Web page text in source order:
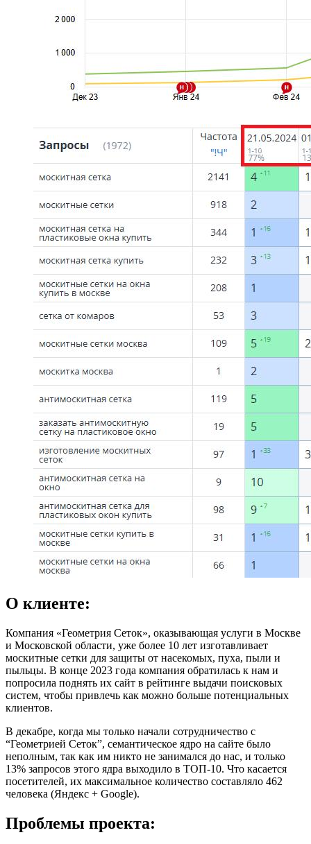
О клиенте:
Компания «Геометрия Сеток», оказывающая услуги в Москве
и Московской области, уже более 10 лет изготавливает
москитные сетки для защиты от насекомых, пуха, пыли и
пыльцы. В конце 2023 года компания обратилась к нам и
попросила поднять их сайт в рейтинге выдачи поисковых
систем, чтобы привлечь как можно больше потенциальных
клиентов.
В декабре, когда мы только начали сотрудничество с
“Геометрией Сеток”, семантическое ядро на сайте было
неполным, так как им никто не занимался до нас, и только
13% запросов этого ядра выходило в ТОП-10. Что касается
посетителей, их максимальное количество составляло 462
человека (Яндекс + Google).
Проблемы проекта: